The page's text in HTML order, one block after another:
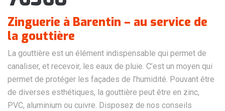
Zinguerie à Barentin – au service de
la gouttière
La gouttière est un élément indispensable qui permet de
canaliser, et recevoir, les eaux de pluie. C’est un moyen qui
permet de protéger les façades de l’humidité. Pouvant être
de diverses esthétiques, la gouttière peut être en zinc,
PVC, aluminium ou cuivre. Disposez de nos conseils